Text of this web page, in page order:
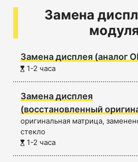
Замена
модуля
Замена дисплея (аналог
1-2 часа
Замена дисплея
(восстановленный
оригинальная матрица,
стекло
1-2 часа